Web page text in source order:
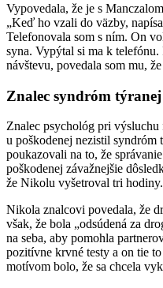
Vypovedala, že je s
„Keď ho vzali do väzby,
Telefonovala som s ním. On
syna. Vypýtal si ma k telefónu.
návštevu, povedala som mu,
Znalec syndróm týranej
Znalec psychológ pri
u poškodenej nezistil syndróm
poukazovali na to, že
poškodenej závažnejšie
že Nikolu vyšetroval tri hodiny.
Nikola znalcovi povedala, že
však, že bola „odsúdená za
na seba, aby pomohla
pozitívne krvné testy a on tie
motívom bolo, že sa chcela